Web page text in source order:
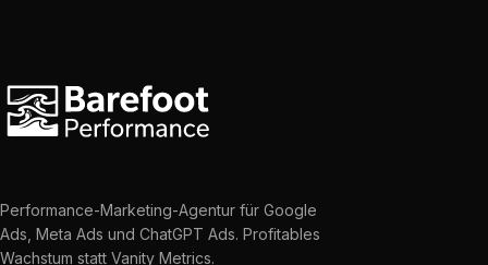
Performance-Marketing-Agentur für Google
Ads, Meta Ads und ChatGPT Ads. Profitables
Wachstum statt Vanity Metrics.